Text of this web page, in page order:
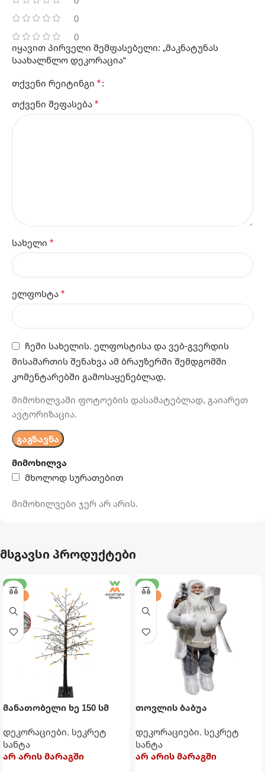
0
0
მიმოხილვა
მხოლოდ სურათებით
მიმოხილვები ჯერ არ არის.
იყავით პირველი შემფასებელი: „მაკნატუნას
საახალწლო დეკორაცია“
თქვენი რეიტინგი *
თქვენი შეფასება *
სახელი *
ელფოსტა *
ჩემი სახელის. ელფოსტისა და ვებ-გვერდის
მისამართის შენახვა ამ ბრაუზერში შემდგომში
კომენტარებში გამოსაყენებლად.
მიმოხილვაში ფოტოების დასამატებლად, გაიარეთ
ავტორიზაცია.
მსგავსი პროდუქტები
-19%
150 ᲡᲛ
მანათობელი ხე 150 სმ
დეკორაციები, სეკრეტ
სანტა
არ არის მარაგში
-20%
120 ᲡᲛ
თოვლის ბაბუა
120 სმ
დეკორაციები, სეკრეტ
სანტა
არ არის მარაგში